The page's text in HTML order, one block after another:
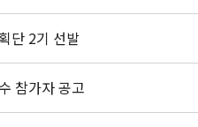
단 2기 선발
참가자 공고